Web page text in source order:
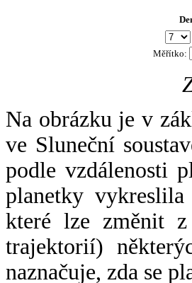
Měřítko:
Na obrázku je v
ve Sluneční
podle vzdálenosti
planetky
které lze změnit
trajektorií)
naznačuje, zda se